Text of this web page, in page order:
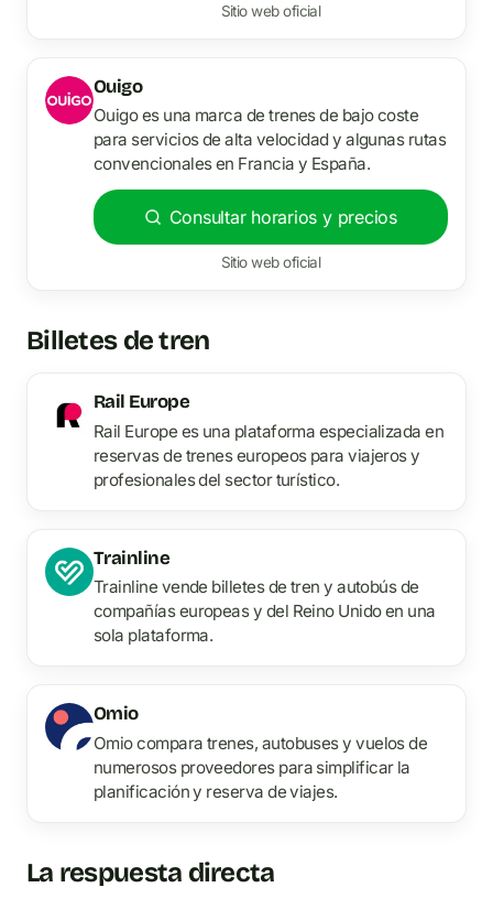
Sitio web oficial
Ouigo
Ouigo es una marca de trenes de bajo coste
para servicios de alta velocidad y algunas rutas
convencionales en Francia y España.
Consultar horarios y precios
Sitio web oficial
Billetes de tren
Rail Europe
Rail Europe es una plataforma especializada en
reservas de trenes europeos para viajeros y
profesionales del sector turístico.
Trainline
Trainline vende billetes de tren y autobús de
compañías europeas y del Reino Unido en una
sola plataforma.
Omio
Omio compara trenes, autobuses y vuelos de
numerosos proveedores para simplificar la
planificación y reserva de viajes.
La respuesta directa